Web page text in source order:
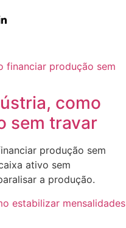
como
sem travar
produção sem
ativo sem
a produção.